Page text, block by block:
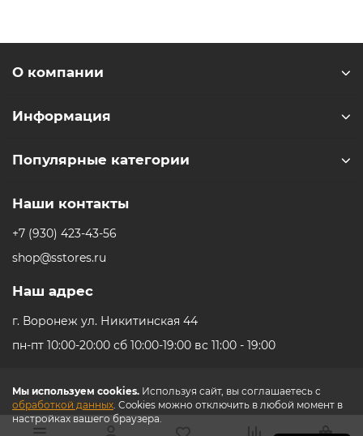
Мы используем cookies. Используя сайт, вы соглашаетесь с
обработкой данных. Cookies можно отключить в любой момент в
настройках вашего браузера.
О компании
Информация
Популярные категории
Наши контакты
+7 (930) 423-43-56
shop@sstores.ru
Наш адрес
г. Воронеж ул. Никитинская 44
пн-пт 10:00-20:00 сб 10:00-19:00 вс 11:00 - 19:00